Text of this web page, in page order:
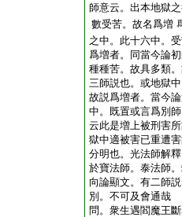
師意云。出本地獄
數受苦。故名爲増
之中。此十六中。
爲増者。同當今論
種種苦。故具多類
三師説也。或地獄
故説爲増者。當今
中。既置或言爲別
云此是増上被刑害
獄中適被害已重遭
分明也。光法師解
於寶法師。泰法師
向論顯文。有二師
別。不可及會通哉
問。衆生遇閻魔王